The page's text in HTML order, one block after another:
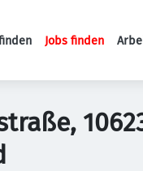
Jobs finden